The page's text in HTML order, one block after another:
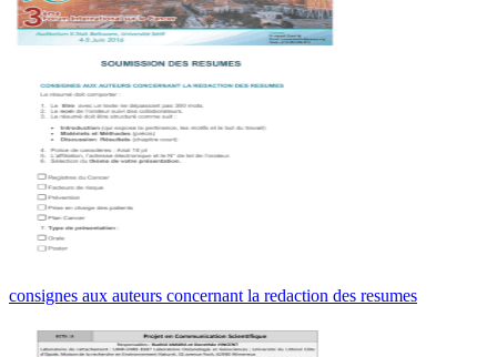
consignes aux auteurs concernant la redaction des resumes